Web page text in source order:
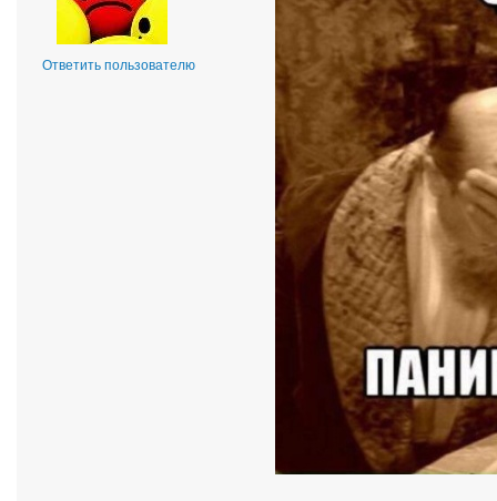
Ответить пользователю